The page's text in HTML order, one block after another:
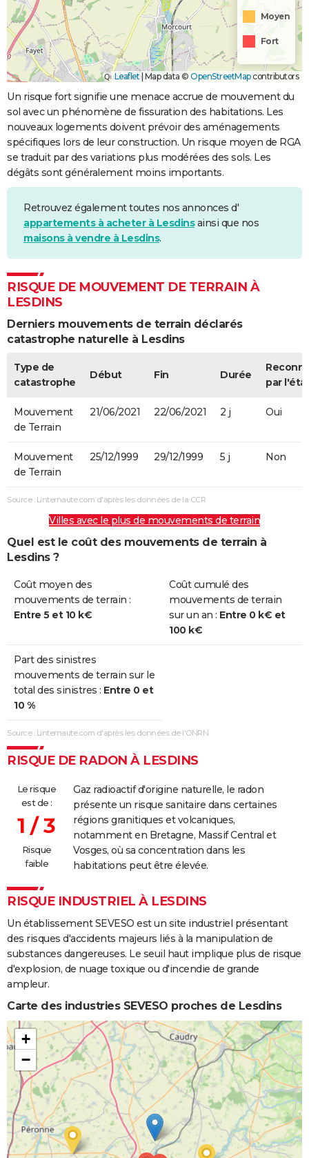
Moyen
Fort
Leaflet|Map data © OpenStreetMapcontributors
Un risque fort signifie une menace accrue de mouvement du
sol avec un phénomène de fissuration des habitations. Les
nouveaux logements doivent prévoir des aménagements
spécifiques lors de leur construction. Un risque moyen de RGA
se traduit par des variations plus modérées des sols. Les
dégâts sont généralement moins importants.
Retrouvez également toutes nos annonces d'
appartements à acheter à Lesdinsainsi que nos
maisons à vendre à Lesdins.
RISQUE DE MOUVEMENT DE TERRAIN À
LESDINS
Derniers mouvements de terrain déclarés
catastrophe naturelle à Lesdins
Type de
catastrophe
Début Fin Durée
par
Mouvement
de Terrain
21/06/2021 22/06/2021 2 j Oui
Mouvement
de Terrain
25/12/1999 29/12/1999 5 j Non
Source : Linternaute.com d'après les données de la CCR
Villes avec le plus de mouvements de terrain
Quel est le coût des mouvements de terrain à
Lesdins ?
Coût moyen des
mouvements de terrain :
Entre 5 et 10 k€
Coût cumulé des
mouvements de terrain
sur un an : Entre 0 k€ et
100 k€
Part des sinistres
mouvements de terrain sur le
total des sinistres : Entre 0 et
10 %
Source : Linternaute.com d'après les données de l'ONRN
RISQUE DE RADON À LESDINS
Le risque
est de :
1 / 3
Risque
faible
Gaz radioactif d'origine naturelle, le radon
présente un risque sanitaire dans certaines
régions granitiques et volcaniques,
notamment en Bretagne, Massif Central et
Vosges, où sa concentration dans les
habitations peut être élevée.
RISQUE INDUSTRIEL À LESDINS
Un établissement SEVESO est un site industriel présentant
des risques d'accidents majeurs liés à la manipulation de
substances dangereuses. Le seuil haut implique plus de risque
d'explosion, de nuage toxique ou d'incendie de grande
ampleur.
Carte des industries SEVESO proches de Lesdins
+
−